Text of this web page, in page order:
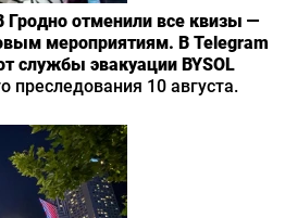
Гродно отменили все квизы —
мероприятиям. В Telegram
службы эвакуации BYSOL
преследования 10 августа.